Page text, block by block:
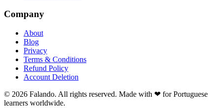
Company
About
Blog
Privacy
Terms & Conditions
Refund Policy
Account Deletion
© 2026 Falando. All rights reserved. Made with ❤ for Portuguese
learners worldwide.